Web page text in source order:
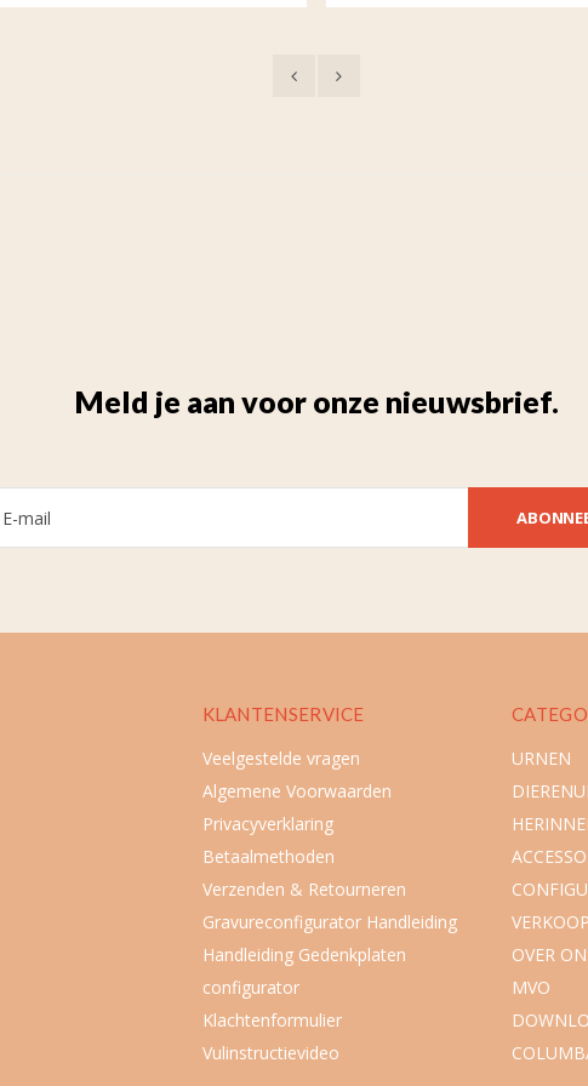
Meld je aan voor onze nieuwsbrief.
KLANTENSERVICE
Veelgestelde vragen
Algemene Voorwaarden
Privacyverklaring
Betaalmethoden
Verzenden & Retourneren
Gravureconfigurator Handleiding
Handleiding Gedenkplaten
configurator
Klachtenformulier
Vulinstructievideo
URNEN
OVER
MVO